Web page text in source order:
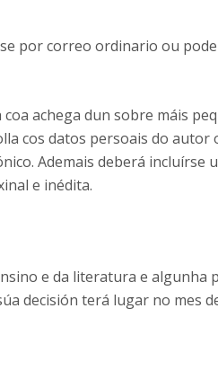
por correo ordinario ou
achega dun sobre máis
cos datos persoais do autor
Ademais deberá incluírse
e inédita.
e da literatura e algunha
decisión terá lugar no mes